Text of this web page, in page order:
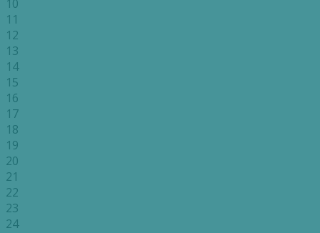
10
11
12
13
14
15
16
17
18
19
20
21
22
23
24